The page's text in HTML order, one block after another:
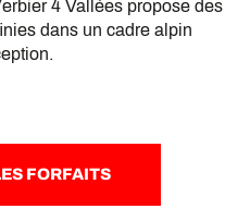
4 Vallées propose des
dans un cadre alpin
FORFAITS